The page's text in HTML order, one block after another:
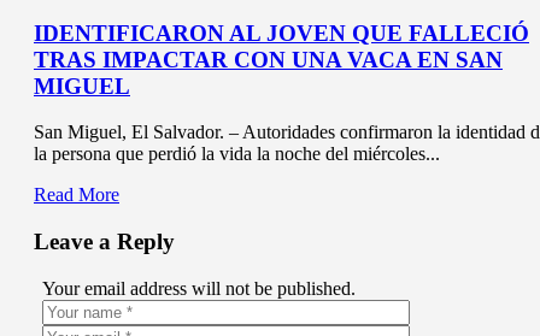
IDENTIFICARON AL JOVEN QUE FALLECIÓ
TRAS IMPACTAR CON UNA VACA EN SAN
MIGUEL
San Miguel, El Salvador. – Autoridades confirmaron la identidad
la persona que perdió la vida la noche del miércoles...
Read More
Leave a Reply
Your email address will not be published.